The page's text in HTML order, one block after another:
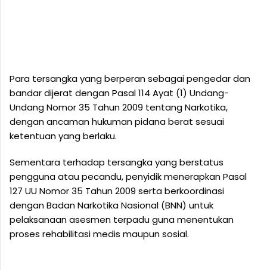
Para tersangka yang berperan sebagai pengedar dan
bandar dijerat dengan Pasal 114 Ayat (1) Undang-
Undang Nomor 35 Tahun 2009 tentang Narkotika,
dengan ancaman hukuman pidana berat sesuai
ketentuan yang berlaku.
Sementara terhadap tersangka yang berstatus
pengguna atau pecandu, penyidik menerapkan Pasal
127 UU Nomor 35 Tahun 2009 serta berkoordinasi
dengan Badan Narkotika Nasional (BNN) untuk
pelaksanaan asesmen terpadu guna menentukan
proses rehabilitasi medis maupun sosial.